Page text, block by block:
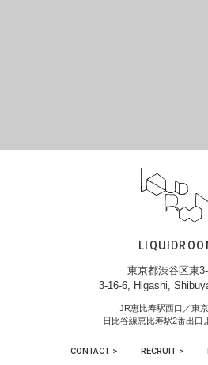
東京都渋谷区東
3-16-6, Higashi,
JR恵比寿駅西口／東
日比谷線恵比寿駅2番出口
CONTACT > RECRUIT >